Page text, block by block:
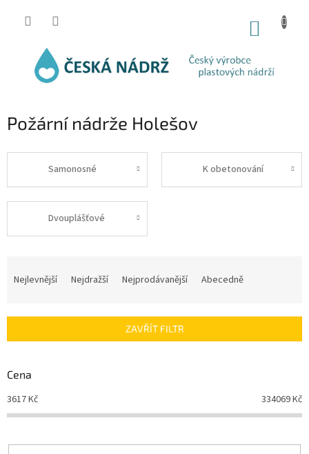
Požární nádrže Holešov
Samonosné K obetonování
Dvouplášťové
í
r
o
d
u
t
Nejlevnější Nejdražší Nejprodávanější Abecedně
ZAVŘÍT FILTR
Cena
3617Kč 334069Kč